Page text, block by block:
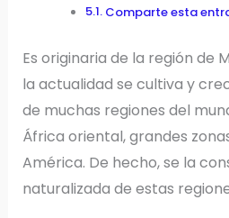
Comparte esta
Es originaria de la región de
la actualidad se cultiva y
de muchas regiones del
África oriental, grandes
América. De hecho, se la
naturalizada de estas